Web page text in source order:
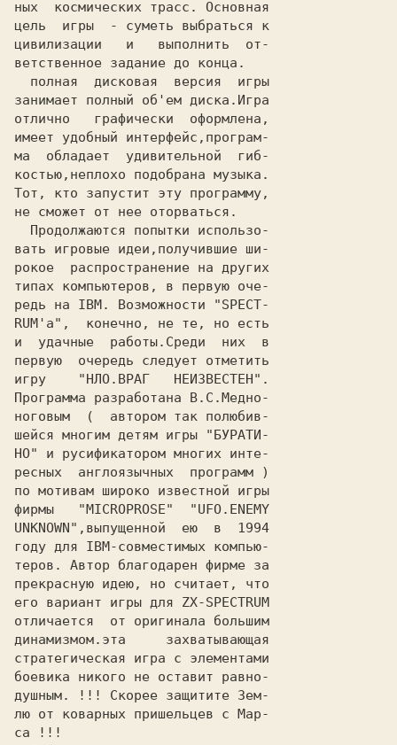
ных  космических трасс. Основная
цель  игры  - суметь выбраться к
цивилизации   и   выполнить  от-
ветственное задание до конца.
занимает полный об'ем диска.Игра
отлично   графически  оформлена,
имеет удобный интерфейс,програм-
ма  обладает  удивительной  гиб-
костью,неплохо подобрана музыка.
Тот, кто запустит эту программу,
не сможет от нее оторваться.
вать игровые идеи,получившие ши-
рокое  распространение на других
типах компьютеров, в первую оче-
редь на IBM. Возможности "SPECT-
RUM'a",  конечно, не те, но есть
и  удачные  работы.Среди  них  в
первую  очередь следует отметить
игру    "НЛО.ВРАГ   НЕИЗВЕСТЕН".
Программа разработана В.С.Медно-
ноговым  (  автором так полюбив-
шейся многим детям игры "БУРАТИ-
НО" и русификатором многих инте-
ресных  англоязычных  программ )
по мотивам широко известной игры
фирмы   "MICROPROSE"  "UFO.ENEMY
UNKNOWN",выпущенной  ею  в  1994
году для IBM-совместимых компью-
теров. Автор благодарен фирме за
прекрасную идею, но считает, что
его вариант игры для ZX-SPECTRUM
отличается  от оригинала большим
динамизмом.эта     захватывающая
стратегическая игра с элементами
боевика никого не оставит равно-
душным. !!! Скорее защитите Зем-
лю от коварных пришельцев с Мар-
са !!!